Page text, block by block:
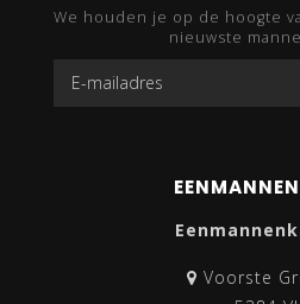
We houden je op de hoogte
nieuwste
Voorste